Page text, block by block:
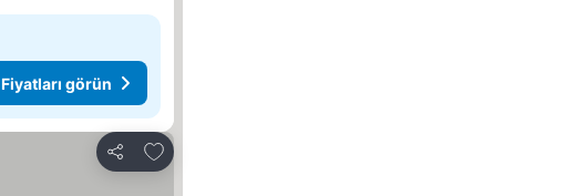
Fiyatları görün
Paylaş
Favorilerime ekle